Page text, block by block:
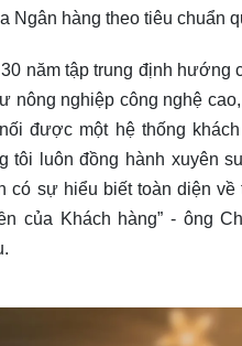
Ngân hàng theo tiêu chuẩn
năm tập trung định
nông nghiệp công nghệ
được một hệ thống
tôi luôn đồng hành xuyên
có sự hiểu biết toàn diện
của Khách hàng” - ông